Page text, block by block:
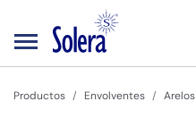
Productos Envolventes Arelos